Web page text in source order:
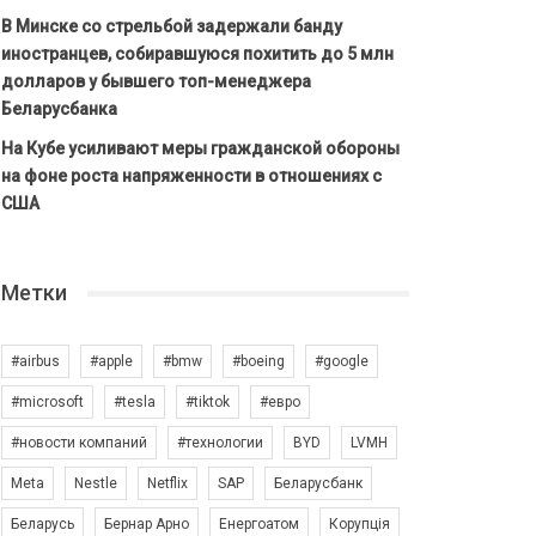
В Минске со стрельбой задержали банду
иностранцев, собиравшуюся похитить до 5 млн
долларов у бывшего топ-менеджера
Беларусбанка
На Кубе усиливают меры гражданской обороны
на фоне роста напряженности в отношениях с
США
Метки
#airbus #apple #bmw #boeing #google
#microsoft #tesla #tiktok #евро
#новости компаний #технологии BYD LVMH
Meta Nestle Netflix SAP Беларусбанк
Беларусь Бернар Арно Енергоатом Корупція